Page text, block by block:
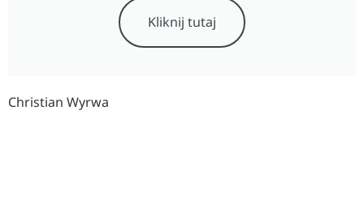
Kliknij tutaj
Christian Wyrwa